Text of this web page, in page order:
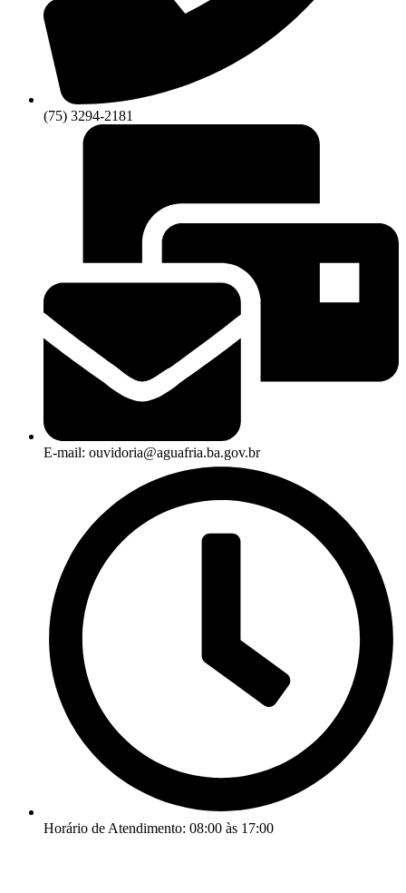
(75) 3294-2181
E-mail: ouvidoria@aguafria.ba.gov.br
Horário de Atendimento: 08:00 às 17:00